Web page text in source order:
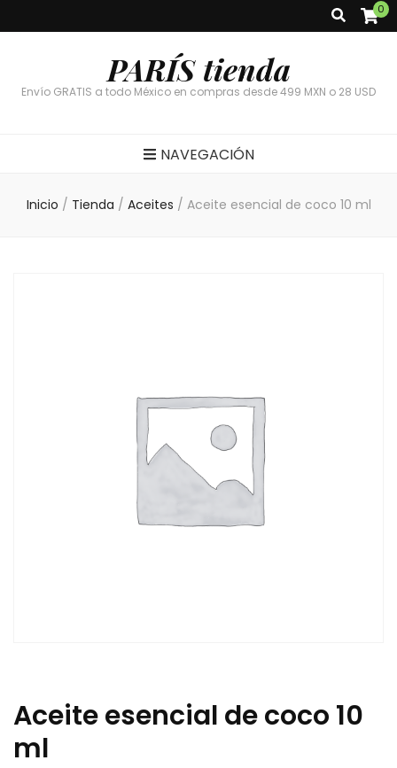
0
PARÍS tienda
Envío GRATIS a todo México en compras desde 499 MXN o 28 USD
NAVEGACIÓN
Inicio / Tienda / Aceites / Aceite esencial de coco 10 ml
Aceite esencial de coco 10
ml